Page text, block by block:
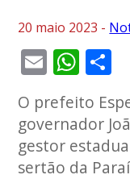
20 maio 2023 -
Email
O prefeito
governador
gestor
sertão da